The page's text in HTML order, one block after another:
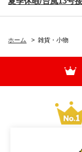
ホーム > 雑貨・小物